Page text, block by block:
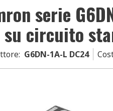
serie
circuito
: G6DN-1A-L DC24